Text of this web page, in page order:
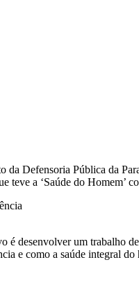
Defensoria Pública da
a ‘Saúde do Homem’
desenvolver um trabalho
e como a saúde integral